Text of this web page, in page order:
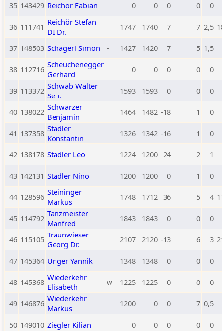
35 143429 Reichör Fabian 0 0 0 0 0
36 111741 Reichör Stefan
DI Dr.
1747 1740 7 7 2,5
37 148503 Schagerl Simon - 1427 1420 7 5 1,5
38 112716 Scheuchenegger
Gerhard
0 0 0 0 0
39 113372 Schwab Walter
Sen.
1593 1593 0 0 0
40 138022 Schwarzer
Benjamin
1464 1482 -18 1 0
41 137358 Stadler
Konstantin
1326 1342 -16 1 0
42 138178 Stadler Leo 1224 1200 24 2 1
43 142131 Stadler Nino 1200 1200 0 1 0
44 128596 Steininger
Markus
1748 1712 36 5 4
45 114792 Tanzmeister
Manfred
1843 1843 0 0 0
46 115105 Traunwieser
Georg Dr.
2107 2120 -13 6 3
47 145364 Unger Yannik 1348 1348 0 0 0
48 145368 Wiederkehr
Elisabeth
w 1225 1225 0 0 0
49 146876 Wiederkehr
Markus
1200 0 0 7 0,5
50 149010 Ziegler Kilian 0 0 0 0 0